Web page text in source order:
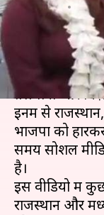
प्रदीप मौर्य Dec
हाल ही में पाँच
तेलंगाना और
इनमें से
भाजपा को
समय सोशल
है।
इस वीडियो में
राजस्थान और